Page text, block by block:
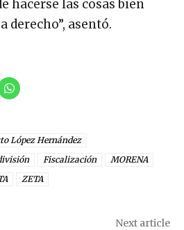
hacerse las cosas bien
derecho”, asentó.
López Hernández
Fiscalización
MORENA
ZETA
Next article